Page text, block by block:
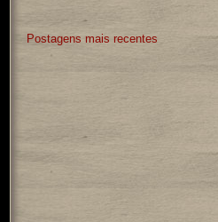
Postagens mais recentes